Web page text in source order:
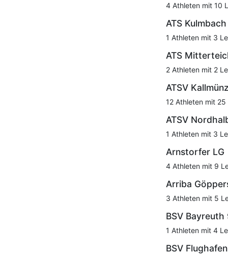
4 Athleten mit 10
ATS Kulmbach
1 Athleten mit 3
ATS
2 Athleten mit 2
ATSV
12 Athleten mit
ATSV
1 Athleten mit 3
Arnstorfer LG
4 Athleten mit 9
Arriba
3 Athleten mit 5
BSV Bayreuth
1 Athleten mit 4
BSV